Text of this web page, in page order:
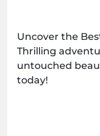
Uncover the
Thrilling
untouched
today!